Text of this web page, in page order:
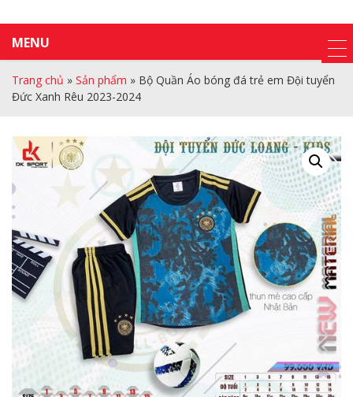
MENU
Trang chủ » Sản phẩm » Bộ Quần Áo bóng đá trẻ em Đội tuyển
Đức Xanh Rêu 2023-2024